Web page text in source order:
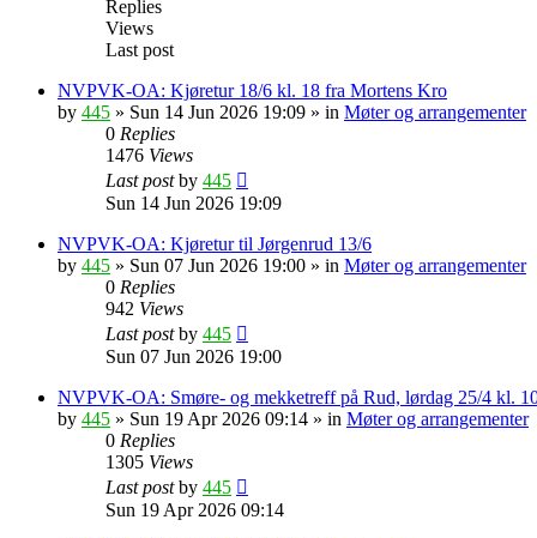
Replies
Views
Last post
NVPVK-OA: Kjøretur 18/6 kl. 18 fra Mortens Kro
by 445 » Sun 14 Jun 2026 19:09 » in Møter og arrangementer
0 Replies
1476 Views
Last postby 445
Sun 14 Jun 2026 19:09
NVPVK-OA: Kjøretur til Jørgenrud 13/6
by 445 » Sun 07 Jun 2026 19:00 » in Møter og arrangementer
0 Replies
942 Views
Last postby 445
Sun 07 Jun 2026 19:00
NVPVK-OA: Smøre- og mekketreff på Rud, lørdag 25/4 kl.
by 445 » Sun 19 Apr 2026 09:14 » in Møter og arrangementer
0 Replies
1305 Views
Last postby 445
Sun 19 Apr 2026 09:14